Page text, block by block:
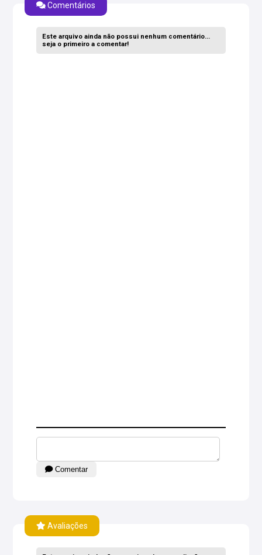
Comentários
Este arquivo ainda não possui nenhum comentário...
seja o primeiro a comentar!
Comentar
Avaliações